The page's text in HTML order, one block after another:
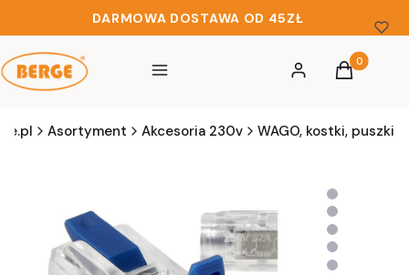
DARMOWA DOSTAWA OD 45ZŁ
Menu Zaloguj sięProdukty
Koszyk
Asortyment Akcesoria 230v WAGO, kostki, puszki